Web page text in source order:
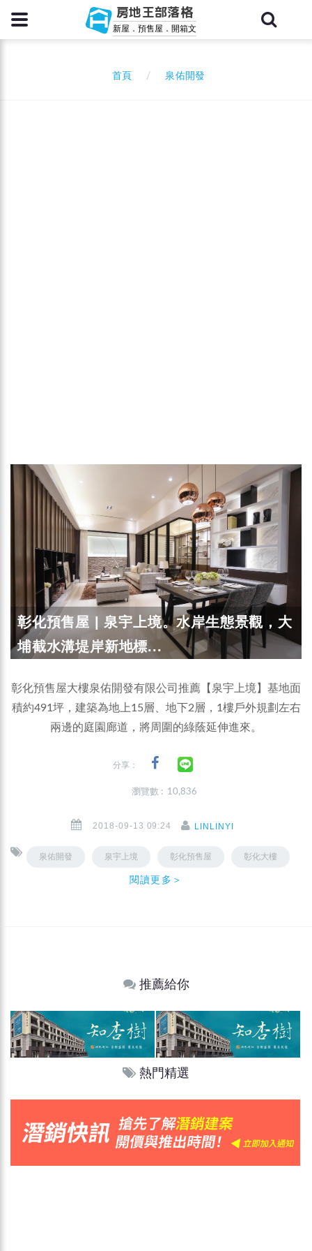
房地王部落格
新屋．預售屋．開箱文
首頁 泉佑開發
彰化預售屋 | 泉宇上境。水岸生態景觀，大
埔截水溝堤岸新地標...
彰化預售屋大樓泉佑開發有限公司推薦【泉宇上境】基地面
積約491坪，建築為地上15層、地下2層，1樓戶外規劃左右
兩邊的庭園廊道，將周圍的綠蔭延伸進來。
分享：
瀏覽數 : 10,836
2018-09-13 09:24 LINLINYI
泉佑開發 泉宇上境 彰化預售屋 彰化大樓
閱讀更多＞
推薦給你
熱門精選